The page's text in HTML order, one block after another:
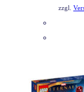
zzgl.